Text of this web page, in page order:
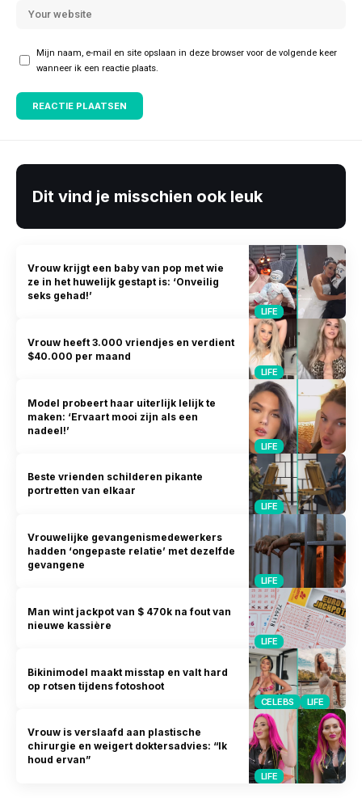
Mijn naam, e-mail en site opslaan in deze browser voor de volgende keer
wanneer ik een reactie plaats.
Dit vind je misschien ook leuk
LIFE
Vrouw krijgt een baby van pop met wie
ze in het huwelijk gestapt is: ‘Onveilig
seks gehad!’
LIFE
Vrouw heeft 3.000 vriendjes en verdient
$40.000 per maand
LIFE
Model probeert haar uiterlijk lelijk te
maken: ‘Ervaart mooi zijn als een
nadeel!’
LIFE
Beste vrienden schilderen pikante
portretten van elkaar
LIFE
Vrouwelijke gevangenismedewerkers
hadden ‘ongepaste relatie’ met dezelfde
gevangene
LIFE
Man wint jackpot van $ 470k na fout van
nieuwe kassière
CELEBS LIFE
Bikinimodel maakt misstap en valt hard
op rotsen tijdens fotoshoot
LIFE
Vrouw is verslaafd aan plastische
chirurgie en weigert doktersadvies: “Ik
houd ervan”